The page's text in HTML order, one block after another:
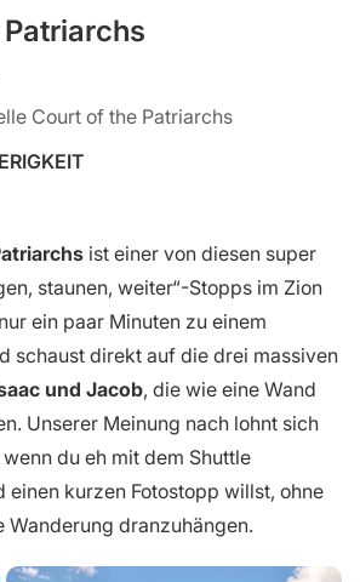
Court of the Patriarchs
ist einer von diesen super
staunen, weiter“-Stopps im Zion
ein paar Minuten zu einem
schaust direkt auf die drei massiven
und Jacob, die wie eine Wand
Unserer Meinung nach lohnt sich
du eh mit dem Shuttle
einen kurzen Fotostopp willst, ohne
dranzuhängen.